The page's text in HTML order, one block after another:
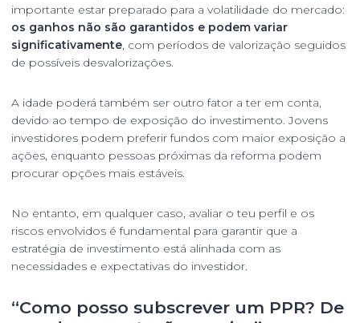
importante estar preparado para a volatilidade do mercado:
os ganhos não são garantidos e podem variar
significativamente, com períodos de valorização seguidos
de possíveis desvalorizações.
A idade poderá também ser outro fator a ter em conta,
devido ao tempo de exposição do investimento. Jovens
investidores podem preferir fundos com maior exposição a
ações, enquanto pessoas próximas da reforma podem
procurar opções mais estáveis.
No entanto, em qualquer caso, avaliar o teu perfil e os
riscos envolvidos é fundamental para garantir que a
estratégia de investimento está alinhada com as
necessidades e expectativas do investidor.
“Como posso subscrever um PPR? De